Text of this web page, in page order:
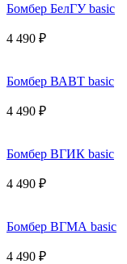
Бомбер БелГУ basic
4 490 ₽
Бомбер ВАВТ basic
4 490 ₽
Бомбер ВГИК basic
4 490 ₽
Бомбер ВГМА basic
4 490 ₽